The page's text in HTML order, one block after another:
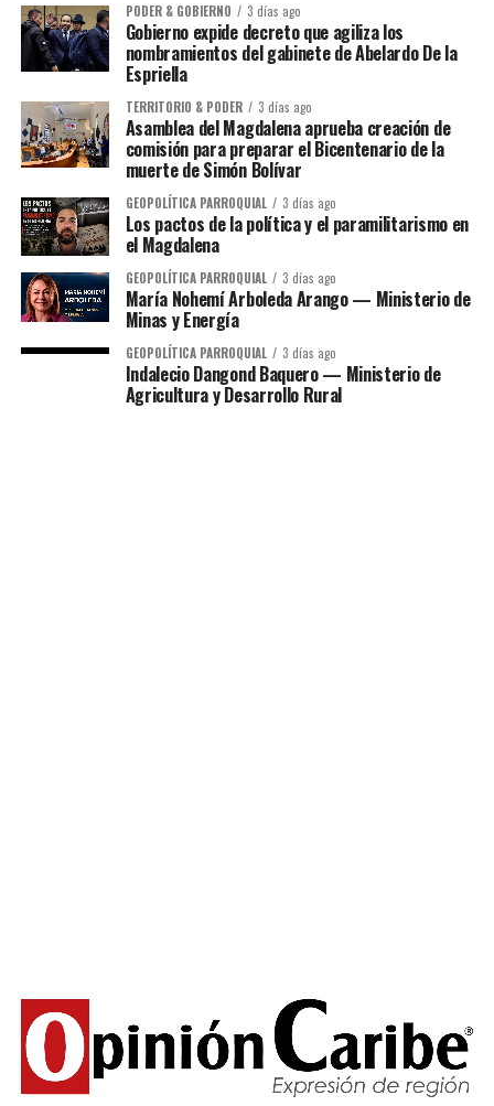
PODER & GOBIERNO 3 días ago
Gobierno expide decreto que agiliza los
nombramientos del gabinete de Abelardo De la
Espriella
TERRITORIO & PODER 3 días ago
Asamblea del Magdalena aprueba creación de
comisión para preparar el Bicentenario de la
muerte de Simón Bolívar
GEOPOLÍTICA PARROQUIAL 3 días ago
Los pactos de la política y el paramilitarismo en
el Magdalena
GEOPOLÍTICA PARROQUIAL 3 días ago
María Nohemí Arboleda Arango — Ministerio de
Minas y Energía
GEOPOLÍTICA PARROQUIAL 3 días ago
Indalecio Dangond Baquero — Ministerio de
Agricultura y Desarrollo Rural